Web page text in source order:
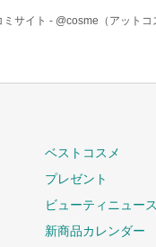
ミサイト - @cosme（アットコ
ベストコスメ
プレゼント
ビューティニュース
新商品カレンダー